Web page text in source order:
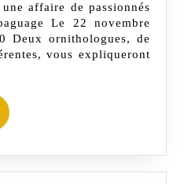
des
oiseaux
affaire de passionnés
Le 22 novembre
Deux ornithologues, de
vous expliqueront
READ
MORE